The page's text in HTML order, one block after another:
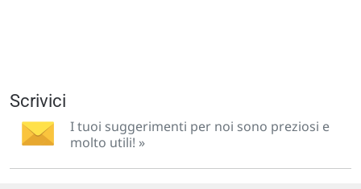
Scrivici
I tuoi suggerimenti per noi sono preziosi e
molto utili! »